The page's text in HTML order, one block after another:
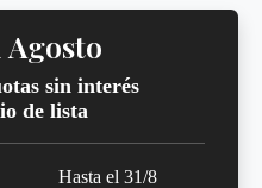
Agosto
sin interés
de lista
Hasta el 31/8